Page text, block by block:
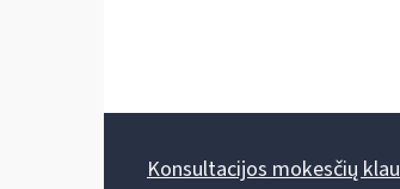
Konsultacijos mokesčių